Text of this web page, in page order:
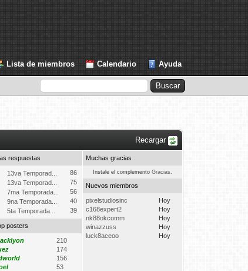
Lista de miembros Calendario Ayuda
Recargar
respuestas
13va Temporad...
86
13va Temporad...
75
7ma Temporada...
56
9na Temporada...
40
5ta Temporada...
39
posters
210
174
156
53
Muchas gracias
Instale el complementoGracias.
Nuevos miembros
pixelstudiosinc
Hoy
c168expert2
Hoy
nk88okcomm
Hoy
winazzuss
Hoy
luck8aceoo
Hoy